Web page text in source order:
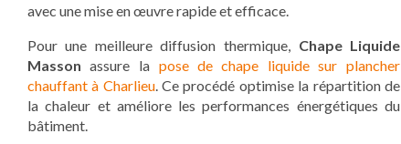
avec une mise en œuvre rapide et efficace.
Pour une meilleure diffusion thermique, Chape Liquide
Masson assure la pose de chape liquide sur plancher
chauffant à Charlieu. Ce procédé optimise la répartition de
la chaleur et améliore les performances énergétiques du
bâtiment.